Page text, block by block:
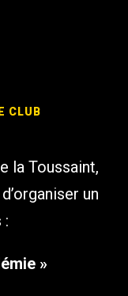
CLUB
la Toussaint,
un
:
»